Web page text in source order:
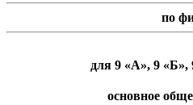
по
для 9 «А», 9 «Б»,
основное